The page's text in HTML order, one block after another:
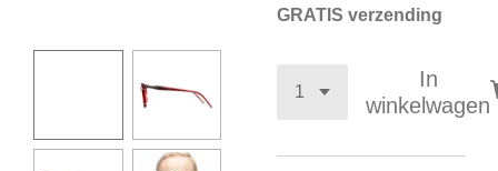
GRATIS verzending
In
winkelwagen